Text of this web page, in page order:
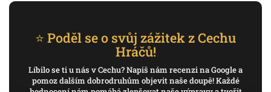
⭐ Poděl se o svůj zážitek z Cechu
Hráčů!
Líbilo se ti u nás v Cechu? Napiš nám recenzi na Google a
pomoz dalším dobrodruhům objevit naše doupě! Každé